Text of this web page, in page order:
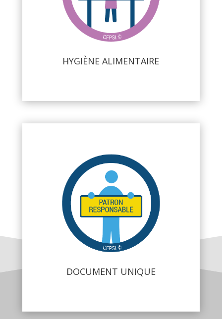
HYGIÈNE ALIMENTAIRE
• Hygiène en Restauration Commerciale
Voir plus
DOCUMENT UNIQUE
DOCUMENT UNIQUE :
Document Unique d’Evaluation des Risques
Professionnels DUERP
Le document unique est obligatoire pour toute
entreprise, artisan, association ou collectivité, dès
l’embauche du premier salarié.